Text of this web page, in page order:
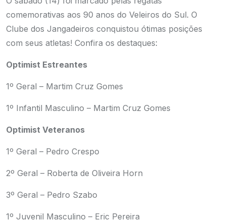
comemorativas aos 90 anos do Veleiros do Sul. O
Clube dos Jangadeiros conquistou ótimas posições
com seus atletas! Confira os destaques:
Optimist Estreantes
1º Geral – Martim Cruz Gomes
1º Infantil Masculino – Martim Cruz Gomes
Optimist Veteranos
1º Geral – Pedro Crespo
2º Geral – Roberta de Oliveira Horn
3º Geral – Pedro Szabo
1º Juvenil Masculino – Eric Pereira